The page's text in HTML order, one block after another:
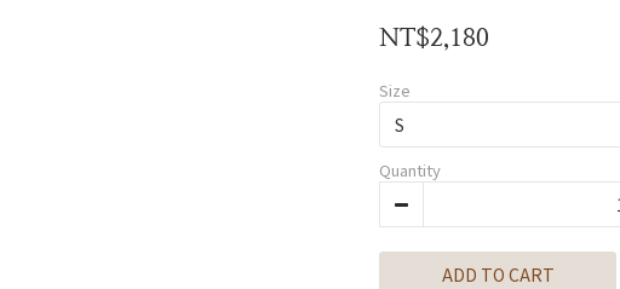
NT$2,180
Size
Quantity
ADD TO CART